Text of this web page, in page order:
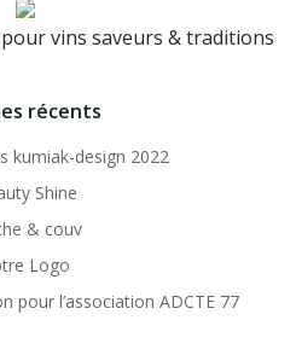
vins saveurs & traditions
récents
kumiak-design 2022
Shine
& couv
Logo
pour l’association ADCTE 77